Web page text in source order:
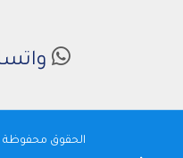
الحقوق محفوظة